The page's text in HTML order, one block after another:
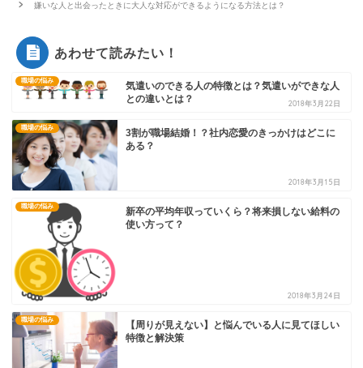
嫌いな人と出会ったときに大人な対応ができるようになる方法とは？
あわせて読みたい！
職場の悩み
気遣いのできる人の特徴とは？気遣いができな人
との違いとは？
2018年3月22日
職場の悩み
3割が職場結婚！？社内恋愛のきっかけはどこに
ある？
2018年3月15日
職場の悩み
新卒の平均年収っていくら？将来損しない給料の
使い方って？
2018年3月24日
職場の悩み
【周りが見えない】と悩んでいる人に見てほしい
特徴と解決策